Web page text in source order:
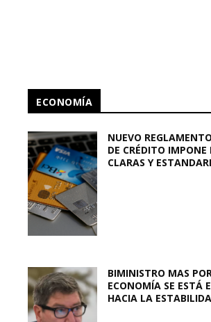
ECONOMÍA
NUEVO
DE CRÉDITO IMPONE
CLARAS Y
BIMINISTRO MAS
ECONOMÍA SE ESTÁ
HACIA LA